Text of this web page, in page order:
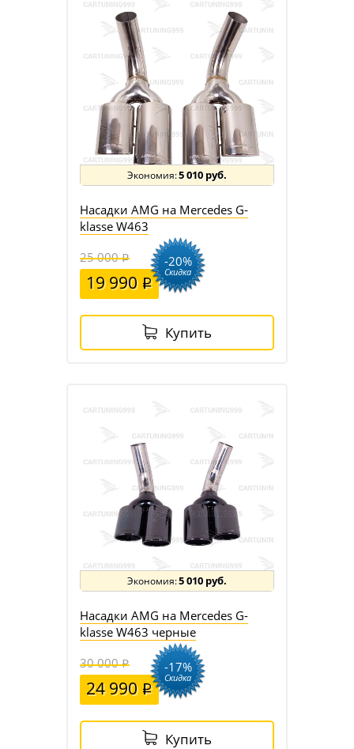
5 010 руб.
Насадки AMG на Mercedes G-
klasse W463
25 000
19 990
-20%
Скидка
Купить
5 010 руб.
Насадки AMG на Mercedes G-
klasse W463 черные
30 000
24 990
-17%
Скидка
Купить